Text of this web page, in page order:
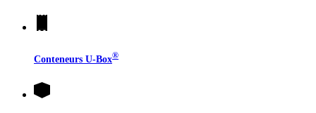
Conteneurs U-Box®